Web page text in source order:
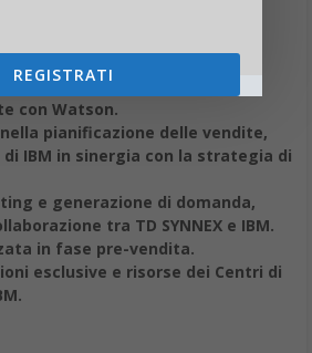
al programma godranno di diversi
competenze in IA e per
con Watson.
pianificazione delle vendite,
IBM in sinergia con la strategia di
e generazione di domanda,
tra TD SYNNEX e IBM.
in fase pre-vendita.
esclusive e risorse dei Centri di
REGISTRATI